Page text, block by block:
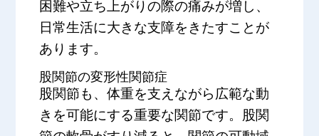
困難や立ち上がりの際の痛みが増し、
日常生活に大きな支障をきたすことが
あります。
股関節の変形性関節症
股関節も、体重を支えながら広範な動
きを可能にする重要な関節です。股関